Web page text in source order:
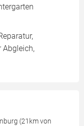
Abgleich,
(21km von